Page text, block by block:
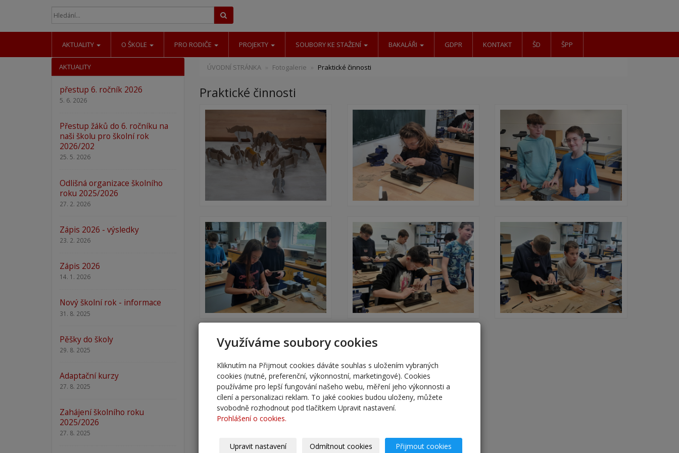
AKTUALITY O ŠKOLE PRO RODIČE PROJEKTY SOUBORY KE STAŽENÍ BAKALÁŘI GDPR KONTAKT ŠD ŠPP
ÚVODNÍ STRÁNKA Fotogalerie Praktické činnosti
Praktické činnosti
AKTUALITY
přestup 6. ročník 2026
5. 6. 2026
Přestup žáků do 6. ročníku na
naši školu pro školní rok
2026/202
25. 5. 2026
Odlišná organizace školního
roku 2025/2026
27. 2. 2026
Zápis 2026 - výsledky
23. 2. 2026
Zápis 2026
14. 1. 2026
Nový školní rok - informace
31. 8. 2025
Pěšky do školy
29. 8. 2025
Adaptační kurzy
27. 8. 2025
Zahájení školního roku
2025/2026
27. 8. 2025
Využíváme soubory cookies
Kliknutím na Přijmout cookies dáváte souhlas s uložením vybraných
cookies (nutné, preferenční, výkonnostní, marketingové). Cookies
používáme pro lepší fungování našeho webu, měření jeho výkonnosti a
cílení a personalizaci reklam. To jaké cookies budou uloženy, můžete
svobodně rozhodnout pod tlačítkem Upravit nastavení.
Prohlášení o cookies.
Upravit nastavení Odmítnout cookies Přijmout cookies